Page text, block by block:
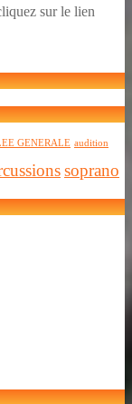
sur le lien
GENERALE audition
soprano